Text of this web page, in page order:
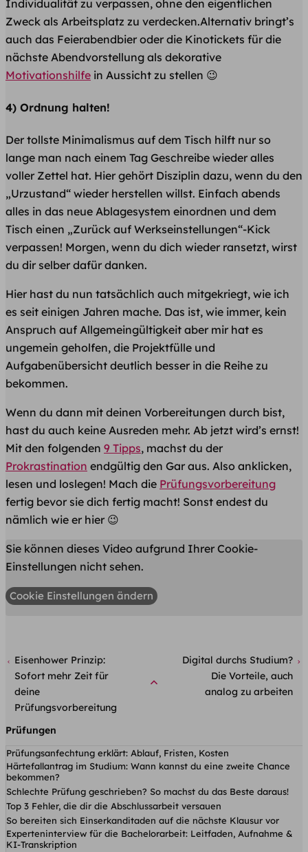
Individualität zu verpassen, ohne den eigentlichen
Zweck als Arbeitsplatz zu verdecken.Alternativ bringt’s
auch das Feierabendbier oder die Kinotickets für die
nächste Abendvorstellung als dekorative
Motivationshilfe in Aussicht zu stellen 😉
4) Ordnung halten!
Der tollste Minimalismus auf dem Tisch hilft nur so
lange man nach einem Tag Geschreibe wieder alles
voller Zettel hat. Hier gehört Disziplin dazu, wenn du den
„Urzustand“ wieder herstellen willst. Einfach abends
alles in das neue Ablagesystem einordnen und dem
Tisch einen „Zurück auf Werkseinstellungen“-Kick
verpassen! Morgen, wenn du dich wieder ransetzt, wirst
du dir selber dafür danken.
Hier hast du nun tatsächlich auch mitgekriegt, wie ich
es seit einigen Jahren mache. Das ist, wie immer, kein
Anspruch auf Allgemeingültigkeit aber mir hat es
ungemein geholfen, die Projektfülle und
Aufgabenübersicht deutlich besser in die Reihe zu
bekommen.
Wenn du dann mit deinen Vorbereitungen durch bist,
hast du auch keine Ausreden mehr. Ab jetzt wird’s ernst!​
Mit den folgenden 9 Tipps, machst du der
Prokrastination endgültig den Gar aus. Also anklicken,
lesen und loslegen! Mach die Prüfungsvorbereitung
fertig bevor sie dich fertig macht! Sonst endest du
nämlich wie er hier 😉
Sie können dieses Video aufgrund Ihrer Cookie-
Einstellungen nicht sehen.
Cookie Einstellungen ändern
Eisenhower Prinzip:
Sofort mehr Zeit für
deine
Prüfungsvorbereitung
Digital durchs Studium?
Die Vorteile, auch
analog zu arbeiten
Prüfungen
Prüfungsanfechtung erklärt: Ablauf, Fristen, Kosten
Härtefallantrag im Studium: Wann kannst du eine zweite Chance
bekommen?
Schlechte Prüfung geschrieben? So machst du das Beste daraus!
Top 3 Fehler, die dir die Abschlussarbeit versauen
So bereiten sich Einserkanditaden auf die nächste Klausur vor
Experteninterview für die Bachelorarbeit: Leitfaden, Aufnahme &
KI-Transkription